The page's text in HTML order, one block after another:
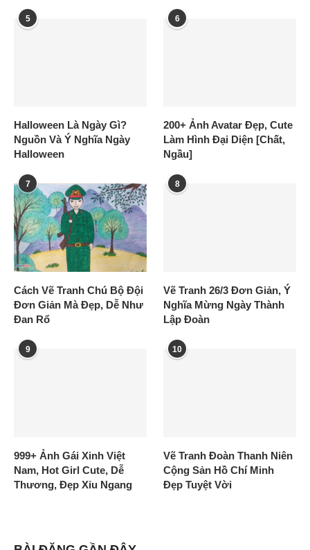
5
Halloween Là Ngày Gì?
Nguồn Và Ý Nghĩa Ngày
Halloween
6
200+ Ảnh Avatar Đẹp, Cute
Làm Hình Đại Diện [Chất,
Ngầu]
7
Cách Vẽ Tranh Chú Bộ Đội
Đơn Giản Mà Đẹp, Dễ Như
Đan Rổ
8
Vẽ Tranh 26/3 Đơn Giản, Ý
Nghĩa Mừng Ngày Thành
Lập Đoàn
9
999+ Ảnh Gái Xinh Việt
Nam, Hot Girl Cute, Dễ
Thương, Đẹp Xỉu Ngang
10
Vẽ Tranh Đoàn Thanh Niên
Cộng Sản Hồ Chí Minh
Đẹp Tuyệt Vời